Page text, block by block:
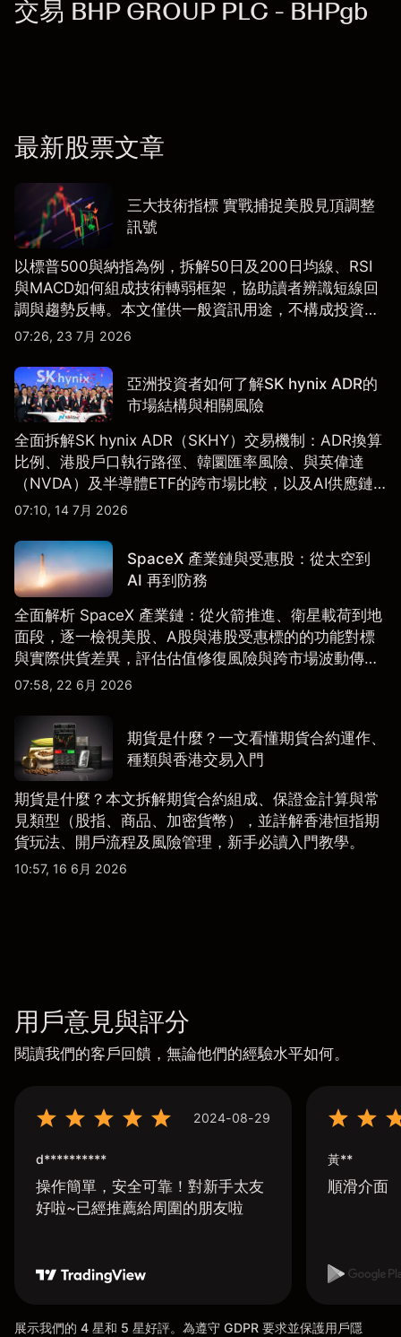
交易 BHP GROUP PLC - BHPgb
最新股票文章
三大技術指標 實戰捕捉美股見頂調整
訊號
以標普500與納指為例，拆解50日及200日均線、RSI
與MACD如何組成技術轉弱框架，協助讀者辨識短線回
調與趨勢反轉。本文僅供一般資訊用途，不構成投資研
究、投資建議或任何交易推薦。
07:26, 23 7月 2026
亞洲投資者如何了解SK hynix ADR的
市場結構與相關風險
全面拆解SK hynix ADR（SKHY）交易機制：ADR換算
比例、港股戶口執行路徑、韓圜匯率風險、與英偉達
（NVDA）及半導體ETF的跨市場比較，以及AI供應鏈
配置框架，適合香港及亞洲投資者參考。
07:10, 14 7月 2026
SpaceX 產業鏈與受惠股：從太空到
AI 再到防務
全面解析 SpaceX 產業鏈：從火箭推進、衛星載荷到地
面段，逐一檢視美股、A股與港股受惠標的的功能對標
與實際供貨差異，評估估值修復風險與跨市場波動傳
導。
07:58, 22 6月 2026
期貨是什麼？一文看懂期貨合約運作、
種類與香港交易入門
期貨是什麼？本文拆解期貨合約組成、保證金計算與常
見類型（股指、商品、加密貨幣），並詳解香港恒指期
貨玩法、開戶流程及風險管理，新手必讀入門教學。
10:57, 16 6月 2026
用戶意見與評分
閱讀我們的客戶回饋，無論他們的經驗水平如何。
2024-08-29
d**********
操作簡單，安全可靠！對新手太友
好啦~已經推薦給周圍的朋友啦
黃**
順滑介面
展示我們的 4 星和 5 星好評。為遵守 GDPR 要求並保護用戶隱